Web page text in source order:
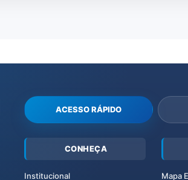
ACESSO RÁPIDO
CONHEÇA
Institucional Mapa